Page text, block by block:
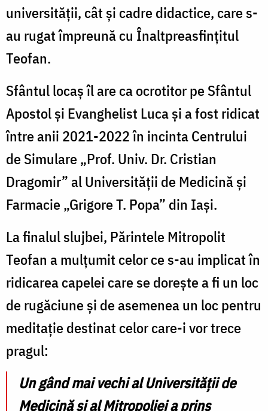
universității, cât și cadre didactice, care s-
au rugat împreună cu Înaltpreasfințitul
Teofan.
Sfântul locaș îl are ca ocrotitor pe Sfântul
Apostol și Evanghelist Luca și a fost ridicat
între anii 2021-2022 în incinta Centrului
de Simulare „Prof. Univ. Dr. Cristian
Dragomir” al Universității de Medicină și
Farmacie „Grigore T. Popa” din Iași.
La finalul slujbei, Părintele Mitropolit
Teofan a mulțumit celor ce s-au implicat în
ridicarea capelei care se dorește a fi un loc
de rugăciune și de asemenea un loc pentru
meditație destinat celor care-i vor trece
pragul:
Un gând mai vechi al Universității de
Medicină și al Mitropoliei a prins